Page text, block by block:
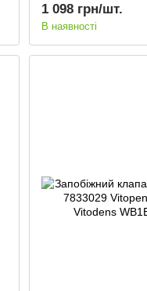
1 098 грн/шт.
В наявності